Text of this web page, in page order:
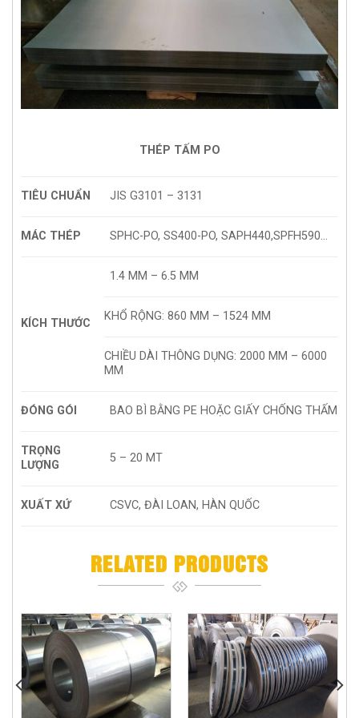
THÉP TẤM PO
TIÊU CHUẨN JIS G3101 – 3131
MÁC THÉP SPHC-PO, SS400-PO, SAPH440,SPFH590…
KÍCH THƯỚC
1.4 MM – 6.5 MM
KHỔ RỘNG: 860 MM – 1524 MM
CHIỀU DÀI THÔNG DỤNG: 2000 MM – 6000
MM
ĐÓNG GÓI BAO BÌ BẰNG PE HOẶC GIẤY CHỐNG THẤM
TRỌNG
LƯỢNG
5 – 20 MT
XUẤT XỨ CSVC, ĐÀI LOAN, HÀN QUỐC
RELATED PRODUCTS